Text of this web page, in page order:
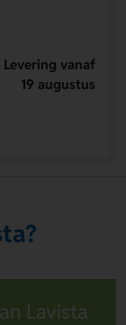
Levering vanaf
19 augustus
Lavista